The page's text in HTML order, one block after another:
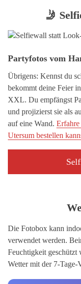
🤳
Partyfotos vom
Übrigens: Kennst du
bekommt deine Feier
XXL. Du empfängst
und projizierst sie als
auf eine Wand.
Utersum bestellen
Die Fotobox kann
verwendet werden.
Feuchtigkeit geschützt
Wetter mit der 7-